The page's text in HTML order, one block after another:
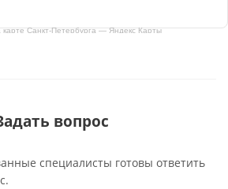
карте Санкт‑Петербурга — Яндекс Карты
вопрос
специалисты готовы ответить